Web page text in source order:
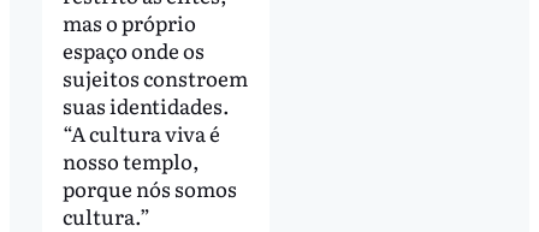
mas o próprio
espaço onde os
sujeitos constroem
suas identidades.
“A cultura viva é
nosso templo,
porque nós somos
cultura.”